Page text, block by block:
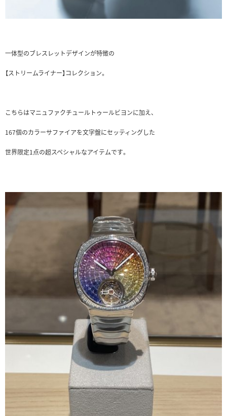
一体型のブレスレットデザインが特徴の
【ストリームライナー】コレクション。
こちらはマニュファクチュールトゥールビヨンに加え、
167個のカラーサファイアを文字盤にセッティングした
世界限定1点の超スペシャルなアイテムです。